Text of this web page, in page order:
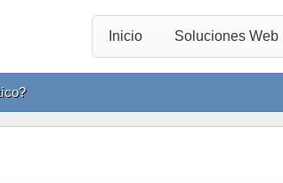
Inicio Soluciones Web